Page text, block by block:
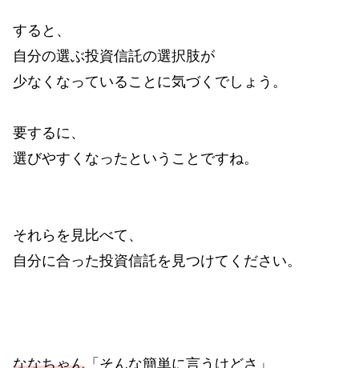
すると、
自分の選ぶ投資信託の選択肢が
少なくなっていることに気づくでしょう。
要するに、
選びやすくなったということですね。
それらを見比べて、
自分に合った投資信託を見つけてください。
ななちゃん 「そんな簡単に言うけどさ」